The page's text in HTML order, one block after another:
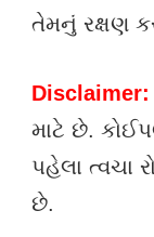
તેમનું રક્ષણ
Disclaimer:
માટે છે.
પહેલા ત્વચા
છે.